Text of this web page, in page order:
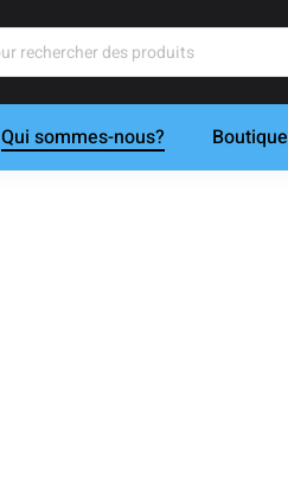
Qui sommes-nous? Boutique